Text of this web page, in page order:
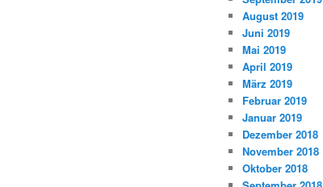
August 2019
Juni 2019
Mai 2019
April 2019
März 2019
Februar 2019
Januar 2019
Dezember 2018
November 2018
Oktober 2018